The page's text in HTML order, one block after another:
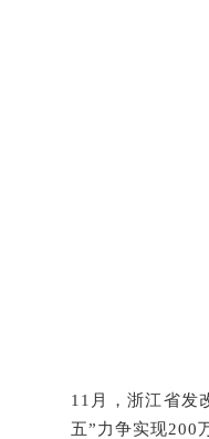
11月，浙江省发
五”力争实现200